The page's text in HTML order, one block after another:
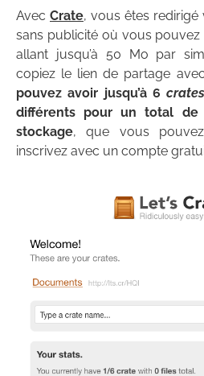
Avec Crate, vous êtes
sans publicité où vous pouvez
allant jusqu’à 50 Mo par
copiez le lien de partage
pouvez avoir jusqu’à 6 crates
différents pour un total de
stockage, que vous
inscrivez avec un compte